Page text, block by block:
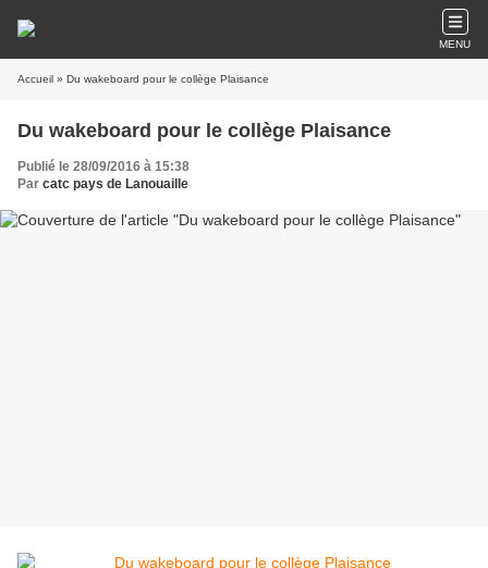
MENU
Accueil » Du wakeboard pour le collège Plaisance
Du wakeboard pour le collège Plaisance
Publié le 28/09/2016 à 15:38
Par catc pays de Lanouaille